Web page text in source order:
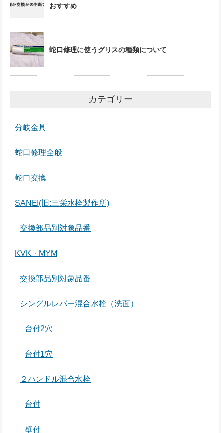
おすすめ
蛇口修理に使うグリスの種類について
カテゴリー
分岐金具
蛇口修理全般
蛇口交換
SANEI(旧:三栄水栓製作所)
交換部品別対象品番
KVK・MYM
交換部品別対象品番
シングルレバー混合水栓（洗面）
台付2穴
台付1穴
２ハンドル混合水栓
台付
壁付